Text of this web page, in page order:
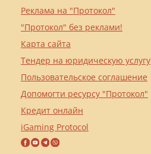
Реклама на "Протокол"
"Протокол" без реклами!
Карта сайта
Тендер на юридическую услугу
Пользовательское соглашение
Допомогти ресурсу "Протокол"
Кредит онлайн
iGaming Protocol